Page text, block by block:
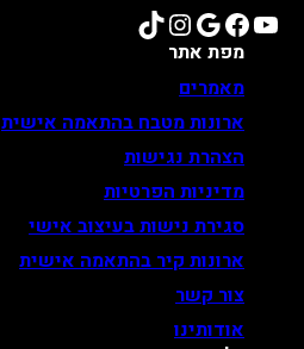
YouTube
Facebook
Google
Instagram
TikTok
מפת אתר
מאמרים
ארונות מטבח בהתאמה אישית
הצהרת נגישות
מדיניות הפרטיות
סגירת נישות בעיצוב אישי
ארונות קיר בהתאמה אישית
צור קשר
אודותינו